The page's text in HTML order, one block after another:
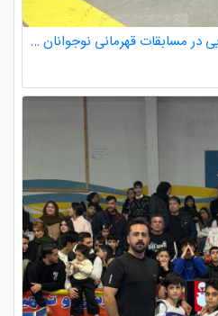
قهرمانی نوجوانان باشگاه طلایی در مسابقات قهرمانی نوجوانان تکواندو استان گیلان